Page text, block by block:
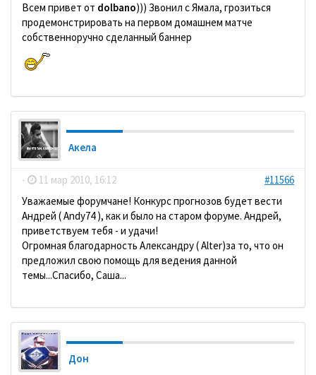
Всем привет от dolbano))) Звонил с Ямала, грозиться
продемонстрировать на первом домашнем матче
собственноручно сделанный баннер
Акела
- 11 мар 2010, 16:12
#11566
Уважаемые форумчане! Конкурс прогнозов будет вести
Андрей ( Andy74 ), как и было на старом форуме. Андрей,
приветствуем тебя - и удачи!
Огромная благодарность Александру ( Alter)за то, что он
предложил свою помощь для ведения данной
темы...Спасибо, Саша...
Дон